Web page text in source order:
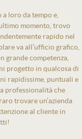
loro da tempo e,
momento, trovo
rapido nel
va all’ufficio grafico,
grande competenza,
progetto in qualcosa di
rapidissime, puntuali e
professionalità che
trovare un’azienda
al cliente in